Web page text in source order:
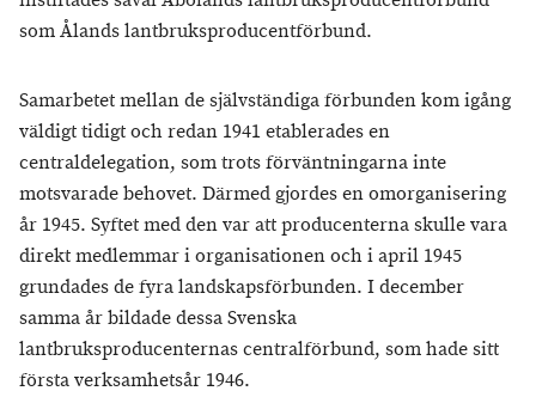
som Ålands lantbruksproducentförbund.
Samarbetet mellan de självständiga förbunden kom igång
väldigt tidigt och redan 1941 etablerades en
centraldelegation, som trots förväntningarna inte
motsvarade behovet. Därmed gjordes en omorganisering
år 1945. Syftet med den var att producenterna skulle vara
direkt medlemmar i organisationen och i april 1945
grundades de fyra landskapsförbunden. I december
samma år bildade dessa Svenska
lantbruksproducenternas centralförbund, som hade sitt
första verksamhetsår 1946.